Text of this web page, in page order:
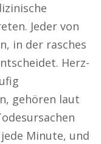
Jeder von
in der rasches
Herz-
gehören laut
Minute, und